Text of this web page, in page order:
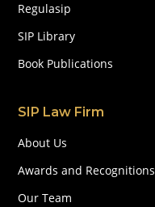
Regulasip
SIP Library
Book Publications
SIP Law Firm
About Us
Awards and Recognitions
Our Team